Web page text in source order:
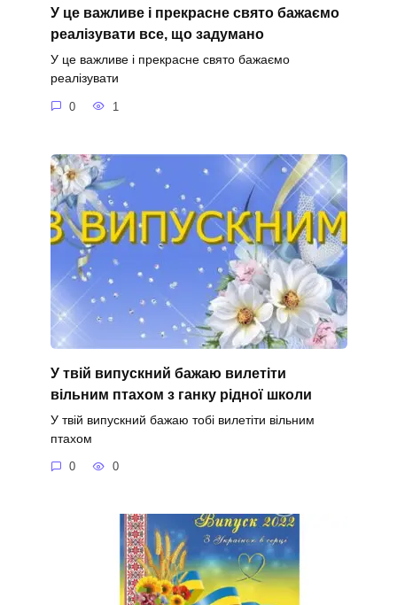
У це важливе і прекрасне свято бажаємо
реалізувати все, що задумано
У це важливе і прекрасне свято бажаємо
реалізувати
0 1
У твій випускний бажаю вилетіти
вільним птахом з ганку рідної школи
У твій випускний бажаю тобі вилетіти вільним
птахом
0 0